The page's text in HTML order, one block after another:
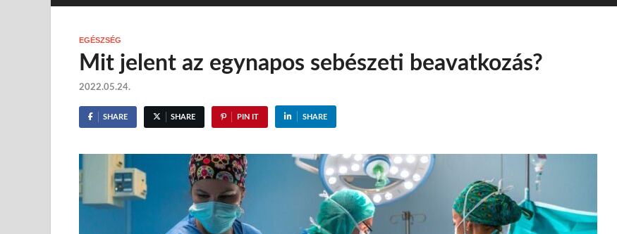
EGÉSZSÉG
Mit jelent az egynapos sebészeti beavatkozás?
2022.05.24.
SHARE SHARE PIN IT SHARE